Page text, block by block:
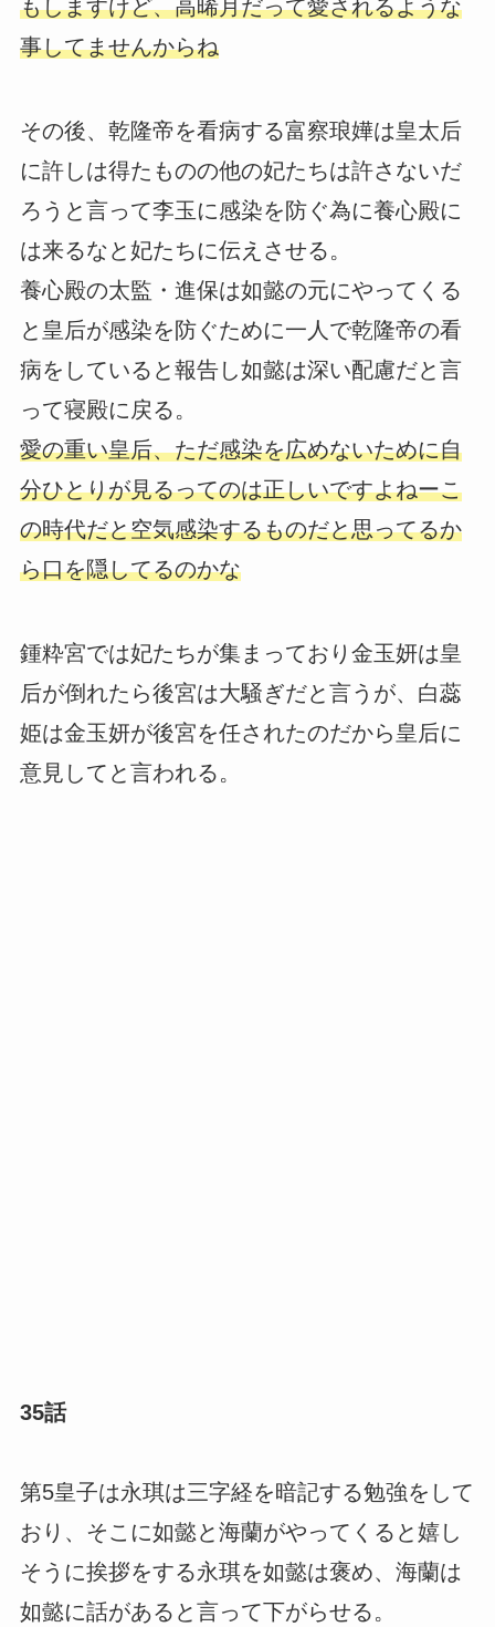
もしますけど、高晞月だって愛されるような
事してませんからね
その後、乾隆帝を看病する富察琅嬅は皇太后
に許しは得たものの他の妃たちは許さないだ
ろうと言って李玉に感染を防ぐ為に養心殿に
は来るなと妃たちに伝えさせる。
養心殿の太監・進保は如懿の元にやってくる
と皇后が感染を防ぐために一人で乾隆帝の看
病をしていると報告し如懿は深い配慮だと言
って寝殿に戻る。
愛の重い皇后、ただ感染を広めないために自
分ひとりが見るってのは正しいですよねーこ
の時代だと空気感染するものだと思ってるか
ら口を隠してるのかな
鍾粋宮では妃たちが集まっており金玉妍は皇
后が倒れたら後宮は大騒ぎだと言うが、白蕊
姫は金玉妍が後宮を任されたのだから皇后に
意見してと言われる。
35話
第5皇子は永琪は三字経を暗記する勉強をして
おり、そこに如懿と海蘭がやってくると嬉し
そうに挨拶をする永琪を如懿は褒め、海蘭は
如懿に話があると言って下がらせる。